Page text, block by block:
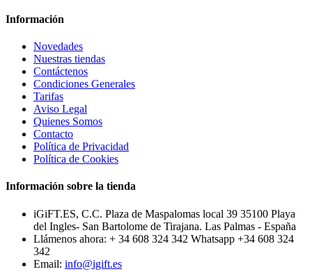
Información
Novedades
Nuestras tiendas
Contáctenos
Condiciones Generales
Tarifas
Aviso Legal
Quienes Somos
Contacto
Política de Privacidad
Política de Cookies
Información sobre la tienda
iGiFT.ES, C.C. Plaza de Maspalomas local 39 35100 Playa
del Ingles- San Bartolome de Tirajana. Las Palmas - España
Llámenos ahora: + 34 608 324 342 Whatsapp +34 608 324
342
Email: info@igift.es